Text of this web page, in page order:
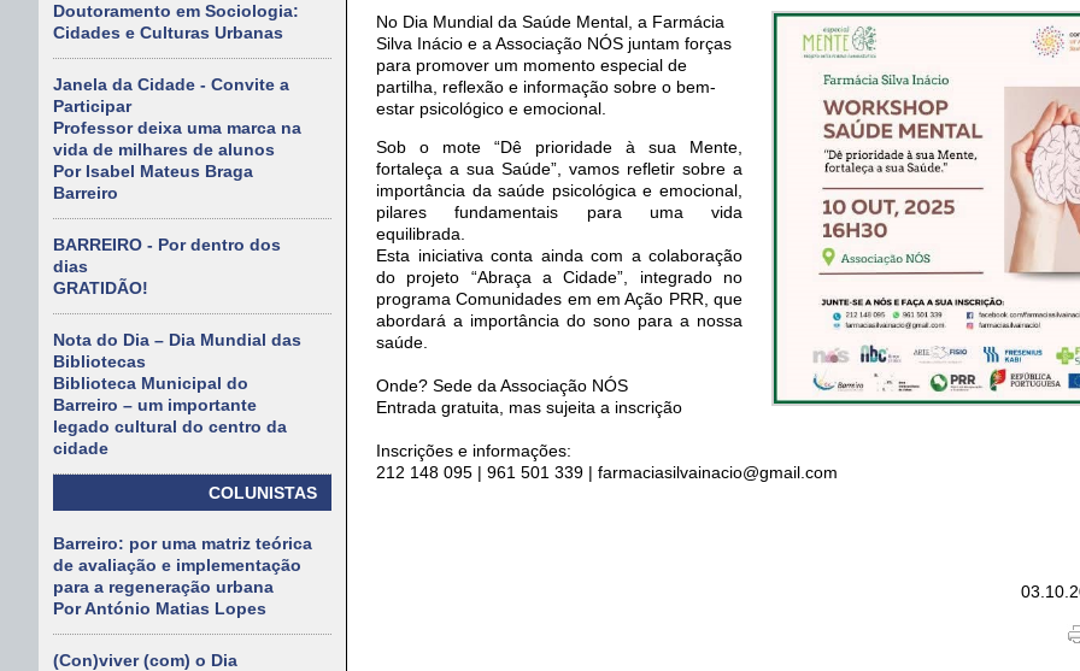
Doutoramento em Sociologia:
Cidades e Culturas Urbanas
Janela da Cidade - Convite a
Participar
Professor deixa uma marca na
vida de milhares de alunos
Por Isabel Mateus Braga
Barreiro
BARREIRO - Por dentro dos
dias
GRATIDÃO!
Nota do Dia – Dia Mundial das
Bibliotecas
Biblioteca Municipal do
Barreiro – um importante
legado cultural do centro da
cidade
COLUNISTAS
Barreiro: por uma matriz teórica
de avaliação e implementação
para a regeneração urbana
Por António Matias Lopes
(Con)viver (com) o Dia
No Dia Mundial da Saúde Mental, a Farmácia
Silva Inácio e a Associação NÓS juntam forças
para promover um momento especial de
partilha, reflexão e informação sobre o bem-
estar psicológico e emocional.
Sob o mote “Dê prioridade à sua Mente,
fortaleça a sua Saúde”, vamos refletir sobre a
importância da saúde psicológica e emocional,
pilares fundamentais para uma vida
equilibrada.
Esta iniciativa conta ainda com a colaboração
do projeto “Abraça a Cidade”, integrado no
programa Comunidades em em Ação PRR, que
abordará a importância do sono para a nossa
saúde.
Onde? Sede da Associação NÓS
Entrada gratuita, mas sujeita a inscrição
Inscrições e informações:
212 148 095 | 961 501 339 | farmaciasilvainacio@gmail.com